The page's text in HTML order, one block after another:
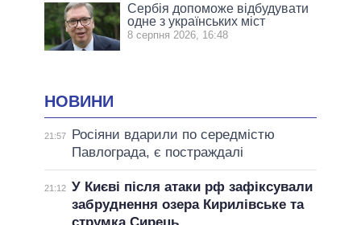
Сербія допоможе відбудувати
одне з українських міст
8 серпня 2026, 16:48
НОВИНИ
21:57
Росіяни вдарили по середмістю
Павлограда, є постраждалі
21:12 У Києві після атаки рф зафіксували
забруднення озера Кирилівське та
струмка Сирець